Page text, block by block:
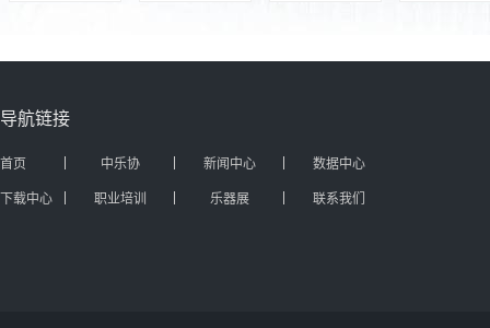
导航链接
首页 中乐协 新闻中心
数据中心
下载中心
职业培训 乐器展 联系我们